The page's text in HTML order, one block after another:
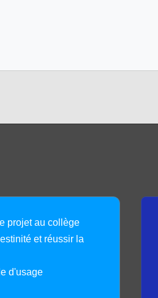
projet au collège
et réussir la
d'usage